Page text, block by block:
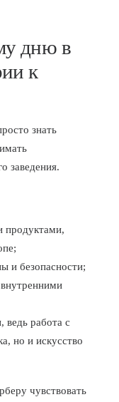
дню в
к
знать
заведения.
продуктами,
и безопасности;
ведь работа с
но и искусство
чувствовать